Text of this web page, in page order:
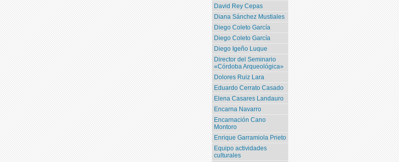
David Rey Cepas
Diana Sánchez Mustiales
Diego Coleto García
Diego Coleto García
Diego Igeño Luque
Director del Seminario
«Córdoba Arqueológica»
Dolores Ruiz Lara
Eduardo Cerrato Casado
Elena Casares Landauro
Encarna Navarro
Encarnación Cano
Montoro
Enrique Garramiola Prieto
Equipo actividades
culturales